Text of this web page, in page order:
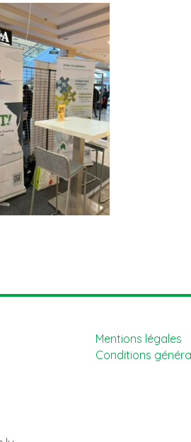
Mentions légales
Conditions